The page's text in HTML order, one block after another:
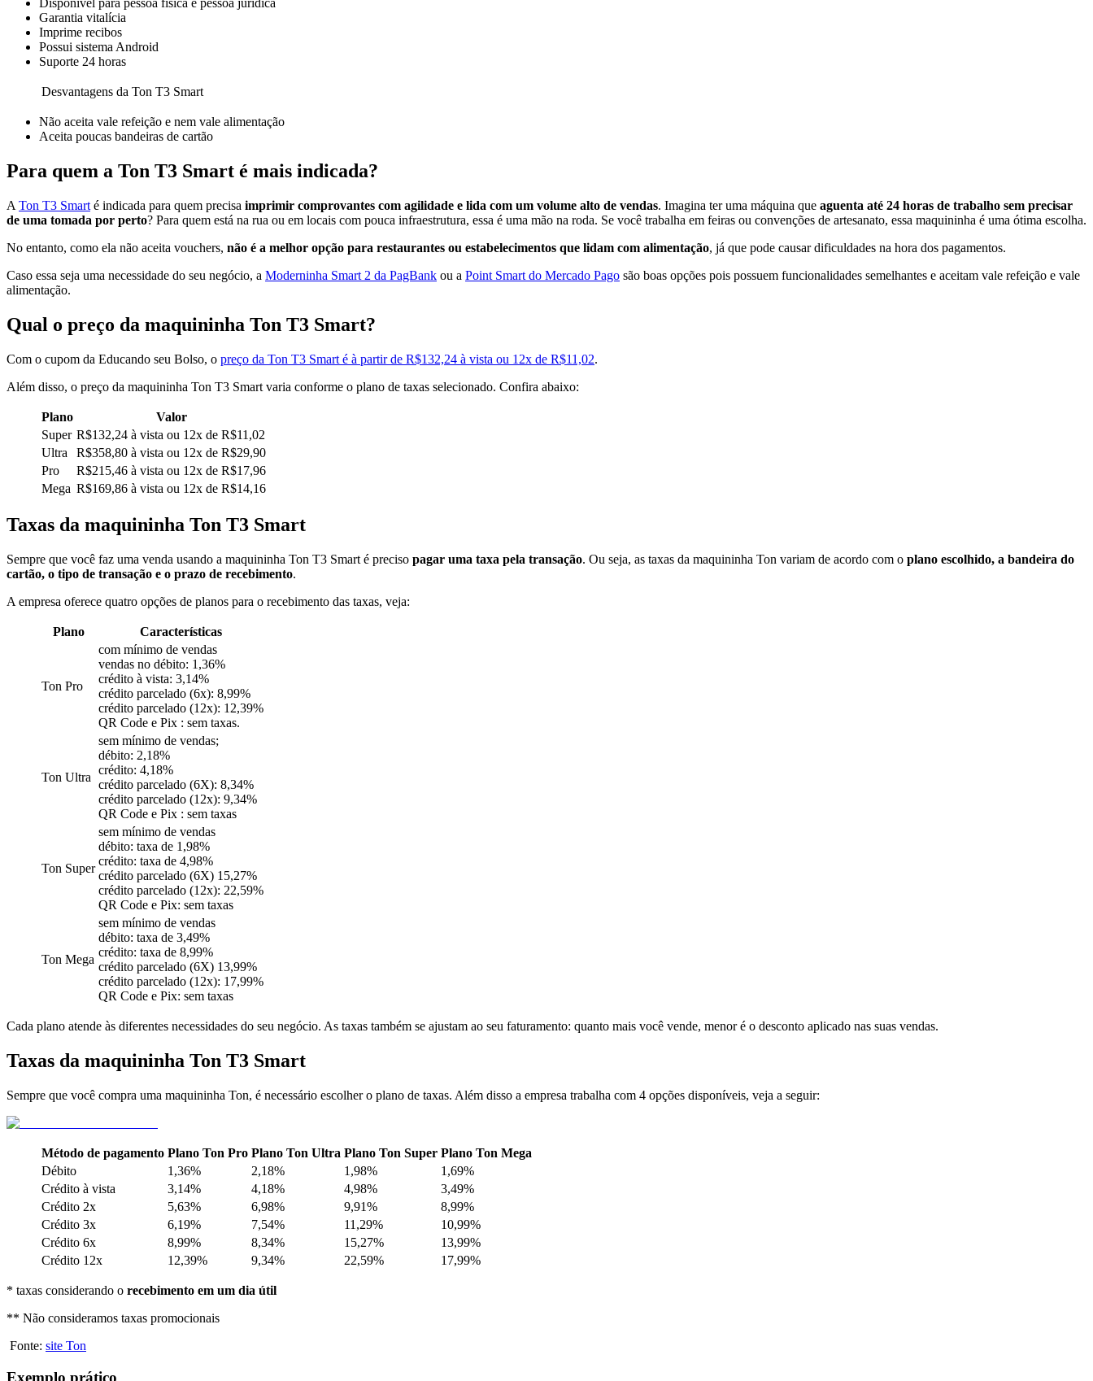
Garantia vitalícia
Imprime recibos
Possui sistema Android
Suporte 24 horas
Desvantagens da Ton T3 Smart
Não aceita vale refeição e nem vale alimentação
Aceita poucas bandeiras de cartão
Para quem a Ton T3 Smart é mais indicada?
A Ton T3 Smart é indicada para quem precisa imprimir comprovantes com agilidade e lida com um volume alto de vendas. Imagina ter uma máquina que aguenta até 24 horas de trabalho sem precisar
de uma tomada por perto? Para quem está na rua ou em locais com pouca infraestrutura, essa é uma mão na roda. Se você trabalha em feiras ou convenções de artesanato, essa maquininha é uma ótima escolha.
No entanto, como ela não aceita vouchers, não é a melhor opção para restaurantes ou estabelecimentos que lidam com alimentação, já que pode causar dificuldades na hora dos pagamentos.
Caso essa seja uma necessidade do seu negócio, a Moderninha Smart 2 da PagBank ou a Point Smart do Mercado Pago são boas opções pois possuem funcionalidades semelhantes e aceitam vale refeição e vale
alimentação.
Qual o preço da maquininha Ton T3 Smart?
Com o cupom da Educando seu Bolso, o preço da Ton T3 Smart é à partir de R$132,24 à vista ou 12x de R$11,02.
Além disso, o preço da maquininha Ton T3 Smart varia conforme o plano de taxas selecionado. Confira abaixo:
Plano
Valor
Super R$132,24 à vista ou 12x de R$11,02
Ultra
R$358,80 à vista ou 12x de R$29,90
Pro
R$215,46 à vista ou 12x de R$17,96
Mega R$169,86 à vista ou 12x de R$14,16
Taxas da maquininha Ton T3 Smart
Sempre que você faz uma venda usando a maquininha Ton T3 Smart é preciso pagar uma taxa pela transação. Ou seja, as taxas da maquininha Ton variam de acordo com o plano escolhido, a bandeira do
cartão, o tipo de transação e o prazo de recebimento.
A empresa oferece quatro opções de planos para o recebimento das taxas, veja:
Plano Características
Ton Pro
com mínimo de vendas
vendas no débito: 1,36%
crédito à vista: 3,14%
crédito parcelado (6x): 8,99%
crédito parcelado (12x): 12,39%
QR Code e Pix : sem taxas.
Ton Ultra
sem mínimo de vendas;
débito: 2,18%
crédito: 4,18%
crédito parcelado (6X): 8,34%
crédito parcelado (12x): 9,34%
QR Code e Pix : sem taxas
Ton Super
sem mínimo de vendas
débito: taxa de 1,98%
crédito: taxa de 4,98%
crédito parcelado (6X) 15,27%
crédito parcelado (12x): 22,59%
QR Code e Pix: sem taxas
Ton Mega
sem mínimo de vendas
débito: taxa de 3,49%
crédito: taxa de 8,99%
crédito parcelado (6X) 13,99%
crédito parcelado (12x): 17,99%
QR Code e Pix: sem taxas
Cada plano atende às diferentes necessidades do seu negócio. As taxas também se ajustam ao seu faturamento: quanto mais você vende, menor é o desconto aplicado nas suas vendas.
Taxas da maquininha Ton T3 Smart
Sempre que você compra uma maquininha Ton, é necessário escolher o plano de taxas. Além disso a empresa trabalha com 4 opções disponíveis, veja a seguir:
Método de pagamento Plano Ton Pro Plano Ton Ultra Plano Ton Super Plano Ton Mega
Débito
1,36% 2,18% 1,98%
1,69%
Crédito à vista
3,14% 4,18% 4,98%
3,49%
Crédito 2x
5,63% 6,98% 9,91%
8,99%
Crédito 3x
6,19% 7,54% 11,29%
10,99%
Crédito 6x
8,99% 8,34% 15,27%
13,99%
Crédito 12x
12,39% 9,34% 22,59% 17,99%
* taxas considerando o recebimento em um dia útil
** Não consideramos taxas promocionais
Fonte: site Ton
Exemplo prático